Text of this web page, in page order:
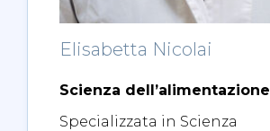
Elisabetta Nicolai
Scienza dell’alimentazione
Specializzata in Scienza